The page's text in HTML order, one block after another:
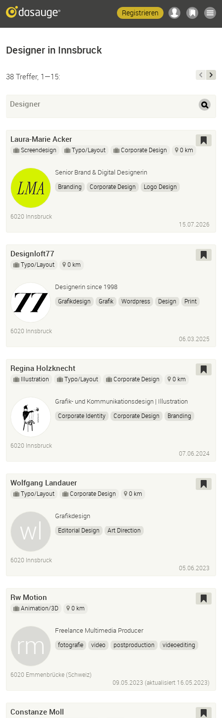
Registrieren
Designer in Innsbruck
38 Treffer, 1—15:
Designer
Laura-Marie Acker
Screendesign Typo/Layout Corporate Design 0 km
Senior Brand & Digital Designerin
Branding Corporate Design
Logo Design
6020 Innsbruck
15.07.2026
Designloft77
Typo/Layout 0 km
Designerin since 1998
Grafikdesign Grafik Wordpress Design
Print
6020 Innsbruck
06.03.2025
Regina Holzknecht
Illustration Typo/Layout Corporate Design 0 km
Grafik- und Kommunikationsdesign | Illustration
Corporate Identity Corporate Design
Branding
Konzeption
Kampagnenstrategien
6020 Innsbruck
07.06.2024
Wolfgang Landauer
Typo/Layout Corporate Design 0 km
Grafikdesign
Editorial Design Art Direction
6020 Innsbruck
05.06.2023
Rw Motion
Animation/3D 0 km
Freelance Multimedia Producer
fotografie video postproduction
videoediting
6020 Emmenbrücke (Schweiz)
09.05.2023 (aktualisiert 16.05.2023)
Constanze Moll